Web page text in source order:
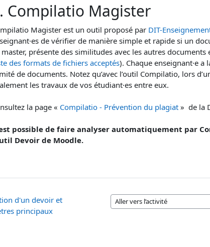
Compilatio Magister
Magister est un outil proposé par DIT-
de vérifier de manière simple et rapide si un
présente des similitudes avec les autres
des formats de fichiers acceptés). Chaque enseignant·e
de documents. Notez qu’avec l’outil Compilatio, lors
les travaux de vos étudiant·es entre eux.
la page « Compilatio - Prévention du plagiat» de la
possible de faire analyser automatiquement par
Devoir de Moodle.
d'un devoir et
principaux
Aller vers l’activité